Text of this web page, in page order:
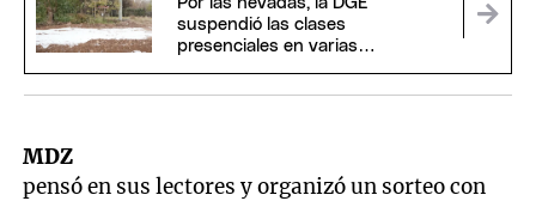
suspendió las clases
presenciales en varias
MDZ
pensó en sus lectores y organizó un sorteo con